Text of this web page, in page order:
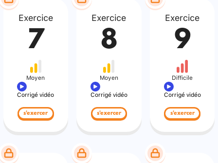
Exercice
7
Moyen
Corrigé vidéo
s'exercer
Exercice
8
Moyen
Corrigé vidéo
s'exercer
Exercice
9
Difficile
Corrigé vidéo
s'exercer